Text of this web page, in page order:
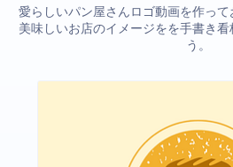
愛らしいパン屋さんロゴ動画を作って
美味しいお店のイメージをを手書き
う。